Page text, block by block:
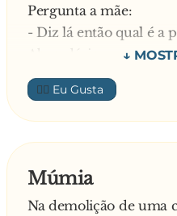
Pergunta a mãe:
- Diz lá então qual é a
- É a letra A. –
- Estão a ver? O rapaz
orgulhosa mãe.
Uma das amigas,
- Agora, diz lá o que
E responde o
👍🏼
Múmia
Na demolição de uma